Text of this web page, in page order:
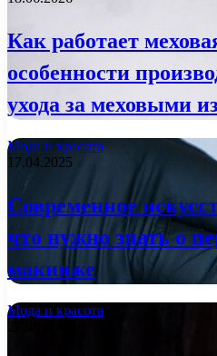
Как работает
особенности
ухода за меховыми
Мода и красота
17.04.2025
Современное
что нужно знать о
макияже
Мода и красота